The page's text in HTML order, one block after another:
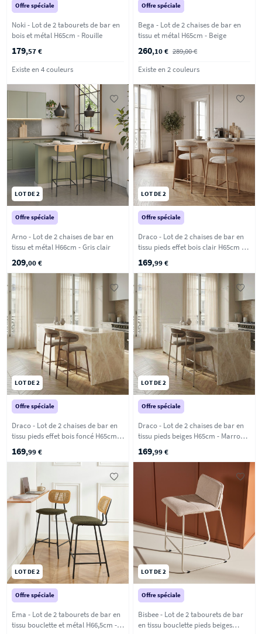
Offre spéciale
Noki - Lot de 2 tabourets de bar en
bois et métal H65cm - Rouille
179,57 €
Existe en 4 couleurs
Offre spéciale
Bega - Lot de 2 chaises de bar en
tissu et métal H65cm - Beige
260,10 € 289,00 €
Existe en 2 couleurs
LOT DE 2
Offre spéciale
Arno - Lot de 2 chaises de bar en
tissu et métal H66cm - Gris clair
209,00 €
LOT DE 2
Offre spéciale
Draco - Lot de 2 chaises de bar en
tissu pieds effet bois clair H65cm -
Beige chiné
169,99 €
LOT DE 2
Offre spéciale
Draco - Lot de 2 chaises de bar en
tissu pieds effet bois foncé H65cm -
Marron chiné
169,99 €
LOT DE 2
Offre spéciale
Draco - Lot de 2 chaises de bar en
tissu pieds beiges H65cm - Marron
chiné
169,99 €
LOT DE 2
Offre spéciale
Ema - Lot de 2 tabourets de bar en
tissu bouclette et métal H66,5cm -
LOT DE 2
Offre spéciale
Bisbee - Lot de 2 tabourets de bar
en tissu bouclette pieds beiges